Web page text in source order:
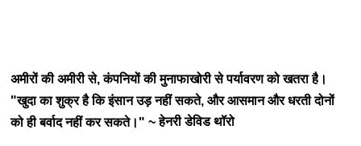
अमीरों की अमीरी से, कंपनियों की मुनाफाखोरी से पर्यावरण को खतरा है ।
"खुदा का शुक्र है कि इंसान उड़ नहीं सकते, और आसमान और धरती दोनों
को ही बर्वाद नहीं कर सकते।" ~हेनरी डेविड थॉरो